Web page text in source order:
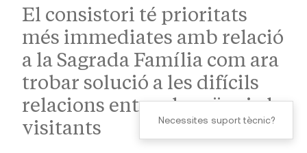
El consistori té prioritats
més immediates amb relació
a la Sagrada Família com ara
trobar solució a les difícils
relacions entre els veïns i els
visitants
Necessites suport tècnic?